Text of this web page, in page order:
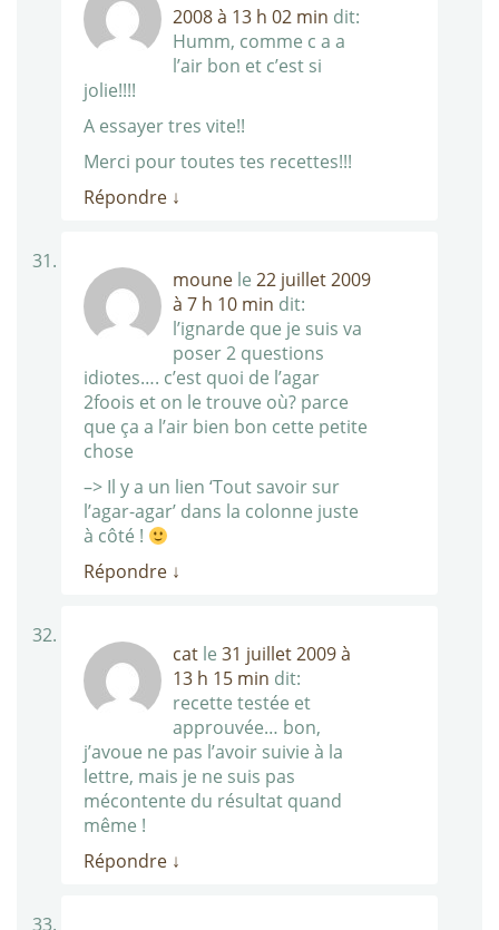
2008 à 13 h 02 min dit:
Humm, comme c a a
l’air bon et c’est si
jolie!!!!
A essayer tres vite!!
Merci pour toutes tes recettes!!!
Répondre ↓
moune le 22 juillet 2009
à 7 h 10 min dit:
l’ignarde que je suis va
poser 2 questions
idiotes…. c’est quoi de l’agar
2foois et on le trouve où? parce
que ça a l’air bien bon cette petite
chose
–> Il y a un lien ‘Tout savoir sur
l’agar-agar’ dans la colonne juste
à côté !
Répondre ↓
cat le 31 juillet 2009 à
13 h 15 min dit:
recette testée et
approuvée… bon,
j’avoue ne pas l’avoir suivie à la
lettre, mais je ne suis pas
mécontente du résultat quand
même !
Répondre ↓